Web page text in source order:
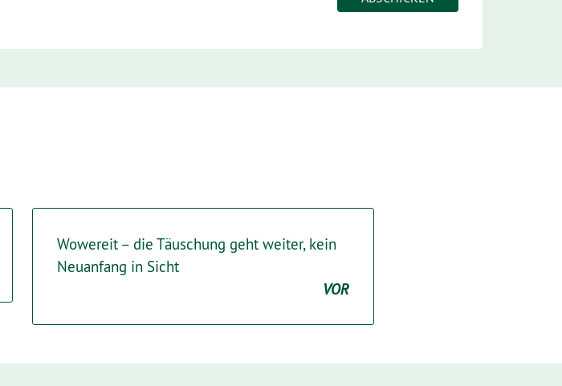
Wowereit – die Täuschung geht weiter, kein
Neuanfang in Sicht
VOR